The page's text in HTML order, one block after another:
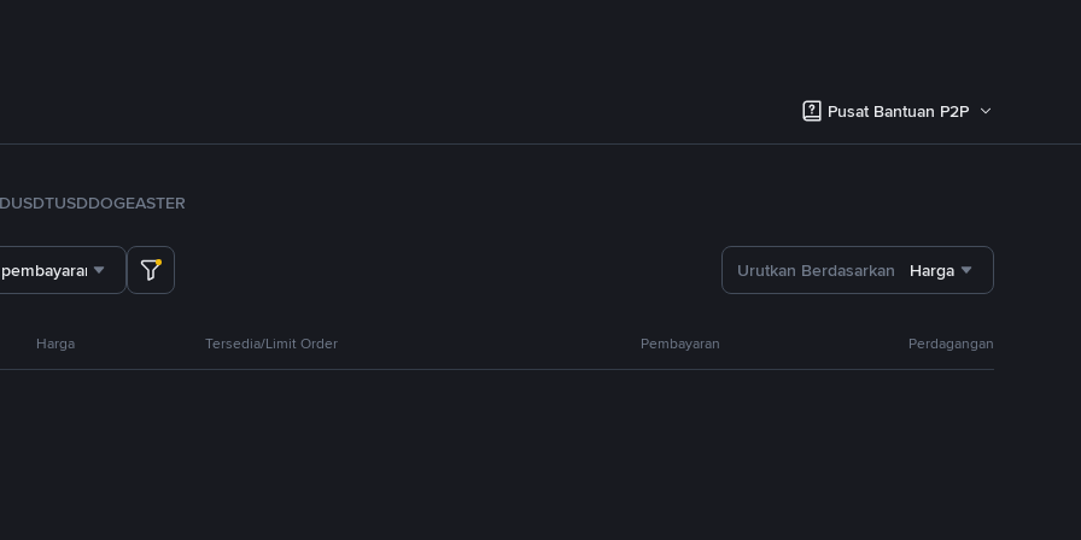
Pusat Bantuan P2P
TUSDDOGEASTER
Urutkan Berdasarkan Harga
Harga Tersedia/Limit Order Pembayaran Perdagangan